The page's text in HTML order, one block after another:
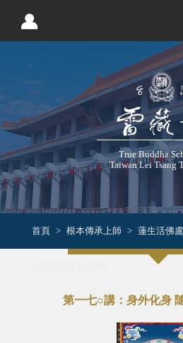
True Buddha
Taiwan Lei Tsang
首頁 根本傳承上師 蓮生活佛
第一七○講：身外化身